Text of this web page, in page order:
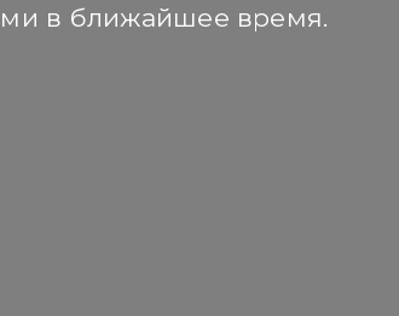
в ближайшее время.